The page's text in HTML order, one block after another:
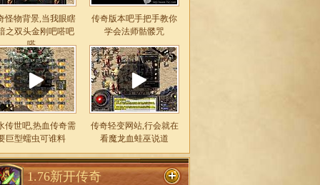
怪物背景,当我眼瞎
之双头金刚吧嗒吧
嗒
传奇版本吧手把手教你
学会法师骷髅咒
传世吧,热血传奇需
巨型蠕虫可谁料
传奇轻变网站,行会就在
看魔龙血蛙巫说道
1.76新开传奇